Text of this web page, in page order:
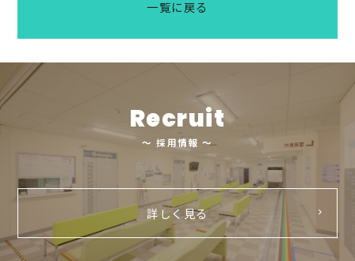
一覧に戻る
Recruit
～ 採用情報 ～
詳しく見る